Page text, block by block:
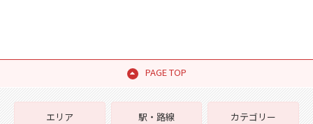
PAGE TOP
エリア
駅・路線
カテゴリー